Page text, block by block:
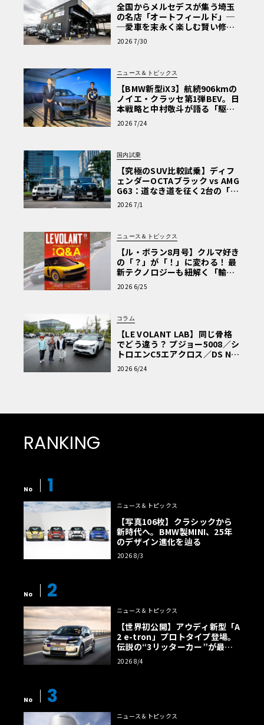
全国からメルセデスが集う埼玉
の名店「オートフィールド」─
─愛車を末永く楽しむ賢い修理
術と、プロがフックス製オイル
を選ぶ理由〈PR〉
2026 7/30
ニュース＆トピックス
【BMW新型iX3】航続906kmの
ノイエ・クラッセ第1弾BEV。日
本戦略と中村敬斗が語る「駆け
ぬける歓び」
2026 7/24
国内試乗
【究極のSUV比較試乗】ディフ
ェンダーOCTAブラック vs AMG
G63：道なき道を征く2台の「対
極的アプローチ」
2026 7/1
ニュース＆トピックス
【ル・ボラン8月号】クルマ好き
の「？」が「！」に変わる！ 最
新テクノロジーも紐解く「輸入
車Q&A」
2026 6/25
コラム
【LE VOLANT LAB】同じ骨格
でどう違う？ プジョー5008／シ
トロエンC5エアクロス／DS Nº4
読者一気乗りレポート
2026 6/24
RANKING
No 1
ニュース＆トピックス
【写真106枚】クラシックから
新時代へ。BMW製MINI、25年
のデザイン進化を辿る
2026 8/3
No 2
ニュース＆トピックス
【世界初公開】アウディ新型「A
2 e-tron」プロトタイプ登場。
伝説の“3リッターカー”が最高
効率エントリーBEVとして復活
【画像38枚】
2026 8/4
No 3
ニュース＆トピックス